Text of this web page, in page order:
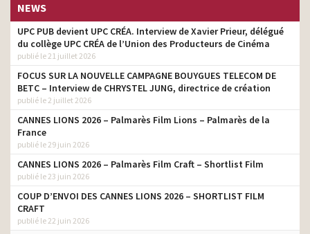
NEWS
UPC PUB devient UPC CRÉA. Interview de Xavier Prieur, délégué
du collège UPC CRÉA de l’Union des Producteurs de Cinéma
publié le 21 juillet 2026
FOCUS SUR LA NOUVELLE CAMPAGNE BOUYGUES TELECOM DE
BETC – Interview de CHRYSTEL JUNG, directrice de création
publié le 2 juillet 2026
CANNES LIONS 2026 – Palmarès Film Lions – Palmarès de la
France
publié le 29 juin 2026
CANNES LIONS 2026 – Palmarès Film Craft – Shortlist Film
publié le 23 juin 2026
COUP D’ENVOI DES CANNES LIONS 2026 – SHORTLIST FILM
CRAFT
publié le 22 juin 2026